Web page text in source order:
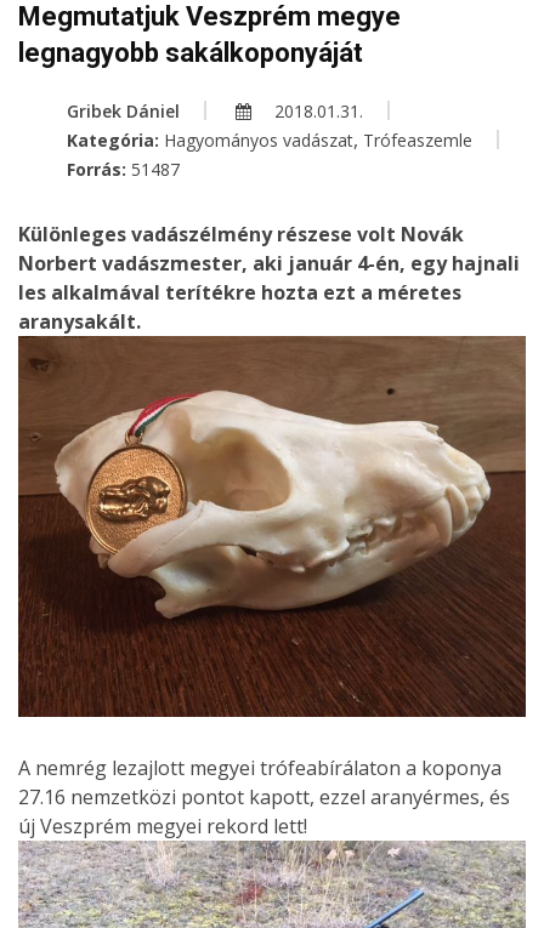
Megmutatjuk Veszprém megye
legnagyobb sakálkoponyáját
Gribek Dániel
2018.01.31.
Kategória: Hagyományos vadászat, Trófeaszemle
Forrás: 51487
Különleges vadászélmény részese volt Novák
Norbert vadászmester, aki január 4-én, egy hajnali
les alkalmával terítékre hozta ezt a méretes
aranysakált.
A nemrég lezajlott megyei trófeabírálaton a koponya
27.16 nemzetközi pontot kapott, ezzel aranyérmes, és
új Veszprém megyei rekord lett!